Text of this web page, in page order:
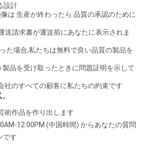
設計
は 生産が終わったら 品質の承認のために
送請求書が運送前にあなたに表示されま
た場合,私たちは無料で良い品質の製品を
品を受け取ったときに問題証明を示して
社のすべての顧客に私たちの約束です.
.
術作品を作り出します
12:00PM (中国時間) からあなたの質問
です